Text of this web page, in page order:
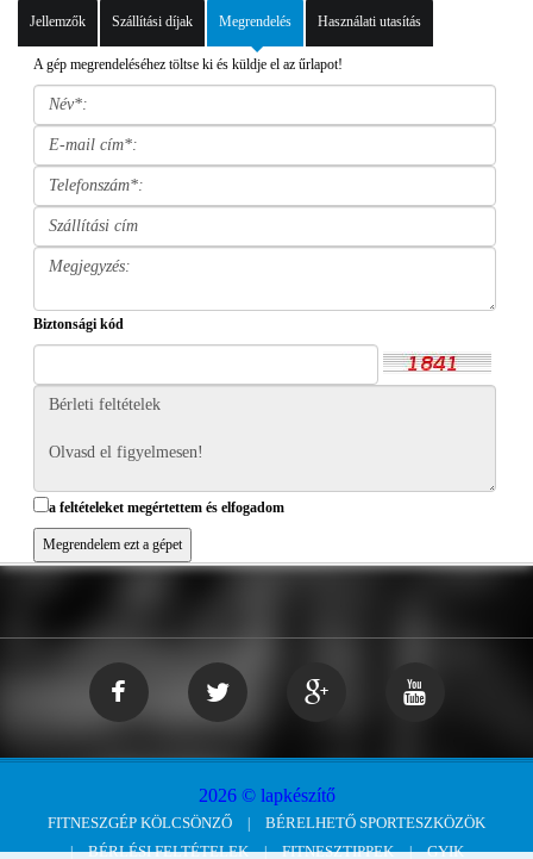
Jellemzők Szállítási díjak Megrendelés Használati utasítás
A gép megrendeléséhez töltse ki és küldje el az űrlapot!
Biztonsági kód
a feltételeket megértettem és elfogadom
2026 © lapkészítő
FITNESZGÉP KÖLCSÖNZŐ
BÉRELHETŐ SPORTESZKÖZÖK
BÉRLÉSI FELTÉTELEK
FITNESZTIPPEK GYIK